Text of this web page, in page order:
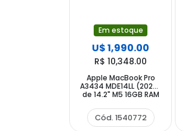
Em estoque
U$ 1,990.00
R$ 10,348.00
Apple MacBook Pro
A3434 MDE14LL (2025)
de 14.2" M5 16GB RAM
Cód. 1540772